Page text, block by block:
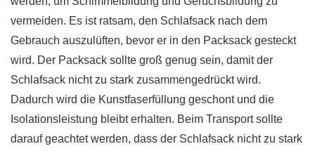
vermeiden. Es ist ratsam, den Schlafsack nach dem
Gebrauch auszulüften, bevor er in den Packsack gesteckt
wird. Der Packsack sollte groß genug sein, damit der
Schlafsack nicht zu stark zusammengedrückt wird.
Dadurch wird die Kunstfaserfüllung geschont und die
Isolationsleistung bleibt erhalten. Beim Transport sollte
darauf geachtet werden, dass der Schlafsack nicht zu stark